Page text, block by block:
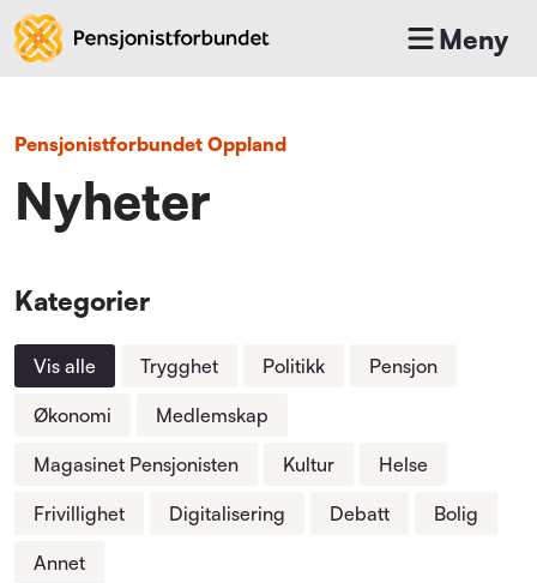
Meny
Pensjonistforbundet Oppland
Nyheter
Kategorier
Vis alle Trygghet Politikk Pensjon
Økonomi Medlemskap
Magasinet Pensjonisten Kultur Helse
Frivillighet Digitalisering Debatt Bolig
Annet